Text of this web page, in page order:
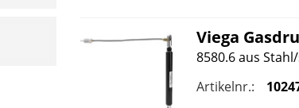
Viega
8580.6 aus
Artikelnr.: